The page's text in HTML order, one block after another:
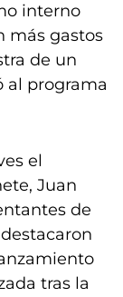
interno
más gastos
de un
al programa
el
Juan
de
tras la